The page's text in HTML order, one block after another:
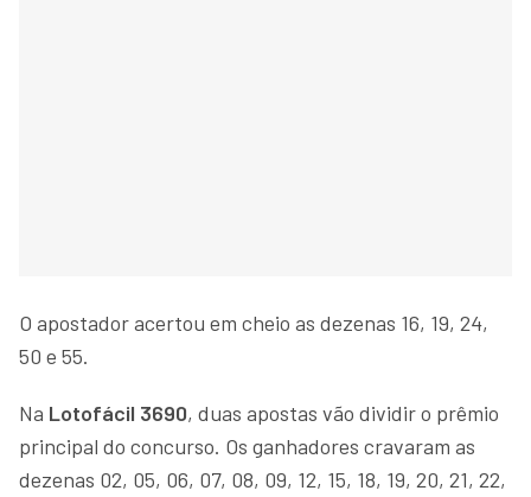
O apostador acertou em cheio as dezenas 16, 19, 24,
50 e 55.
Na Lotofácil 3690, duas apostas vão dividir o prêmio
principal do concurso. Os ganhadores cravaram as
dezenas 02, 05, 06, 07, 08, 09, 12, 15, 18, 19, 20, 21, 22,